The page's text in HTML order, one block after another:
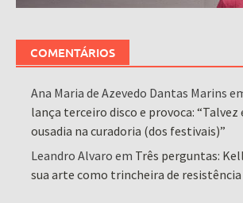
COMENTÁRIOS
Ana Maria de Azevedo Dantas Marins
lança terceiro disco e provoca:
ousadia na curadoria (dos festivais)”
Leandro Alvaro em Três perguntas:
sua arte como trincheira de